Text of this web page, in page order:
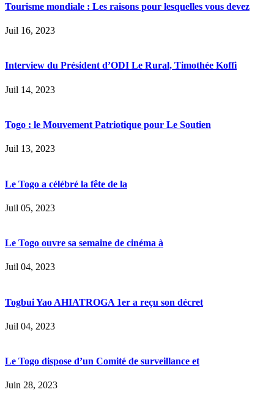
Tourisme mondiale : Les raisons pour lesquelles vous devez
Juil 16, 2023
Interview du Président d’ODI Le Rural, Timothée Koffi
Juil 14, 2023
Togo : le Mouvement Patriotique pour Le Soutien
Juil 13, 2023
Le Togo a célébré la fête de la
Juil 05, 2023
Le Togo ouvre sa semaine de cinéma à
Juil 04, 2023
Togbui Yao AHIATROGA 1er a reçu son décret
Juil 04, 2023
Le Togo dispose d’un Comité de surveillance et
Juin 28, 2023